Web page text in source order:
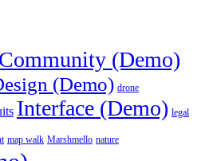
Community (Demo)
(Demo) drone
Interface (Demo) legal
map walk Marshmello nature